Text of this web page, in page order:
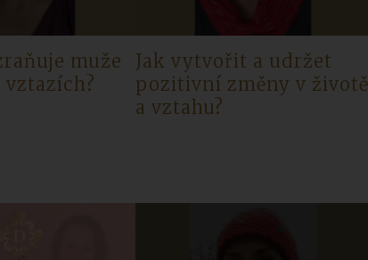
muže
vztazích?
Jak vytvořit a udržet
pozitivní změny v životě
a vztahu?